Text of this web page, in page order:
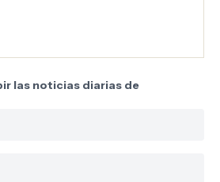
las noticias diarias de